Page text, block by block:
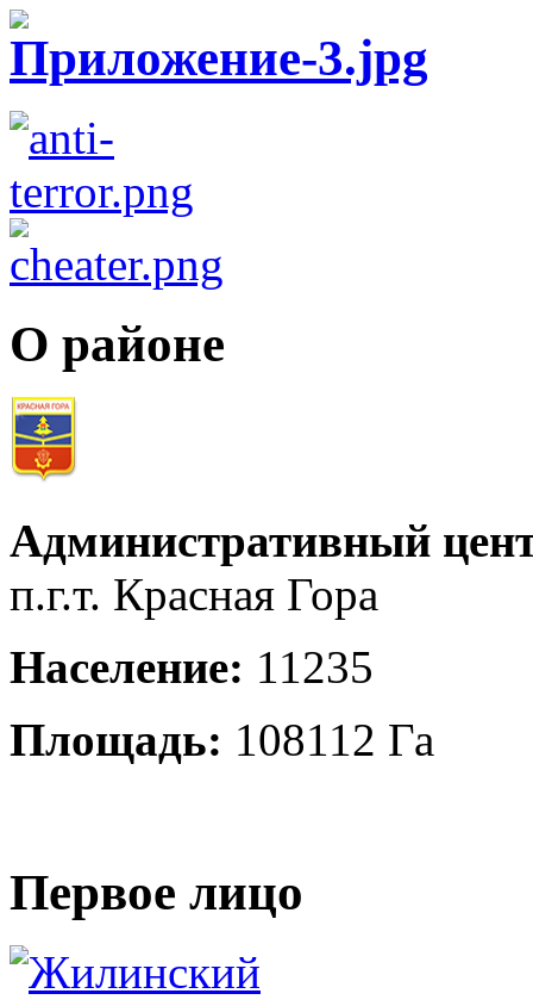
О районе
Административный
п.г.т. Красная Гора
Население: 11235
Площадь: 108112 Га
Первое лицо